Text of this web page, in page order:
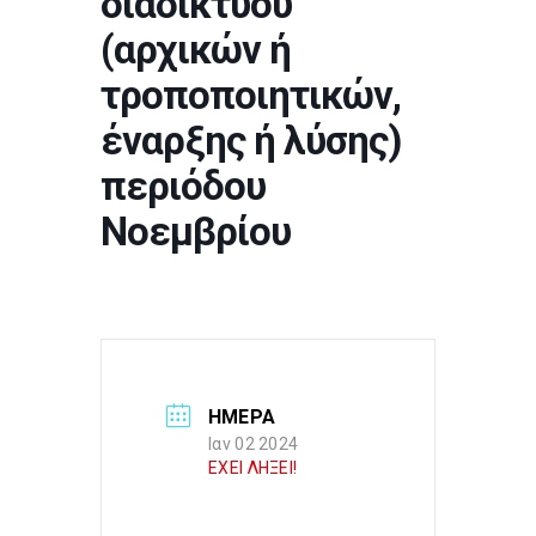
(αρχικών ή
τροποποιητικών,
έναρξης ή λύσης)
περιόδου
Νοεμβρίου
ΗΜΕΡΑ
Ιαν 02 2024
ΕΧΕΙ ΛΗΞΕΙ!